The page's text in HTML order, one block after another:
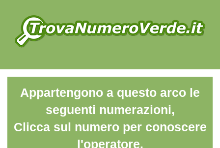
Appartengono a questo arco le
seguenti numerazioni,
Clicca sul numero per conoscere
l'operatore.